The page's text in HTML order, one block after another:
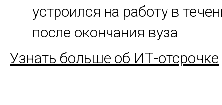
устроился на работу в
после окончания вуза
Узнать больше об ИТ-отсрочке